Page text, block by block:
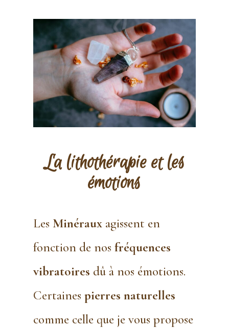
Lalithothérapieet les
émotions
Les Minérauxagissent en
fonction de nos fréquences
vibratoires dû à nos émotions.
Certaines pierres naturelles
comme celle que je vous propose